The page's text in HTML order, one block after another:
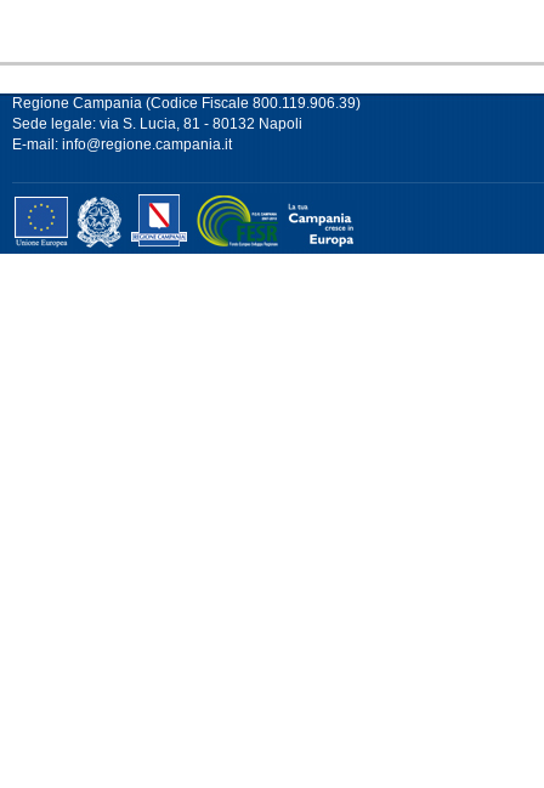
Regione Campania (Codice Fiscale 800.119.906.39)
Sede legale: via S. Lucia, 81 - 80132 Napoli
E-mail: info@regione.campania.it